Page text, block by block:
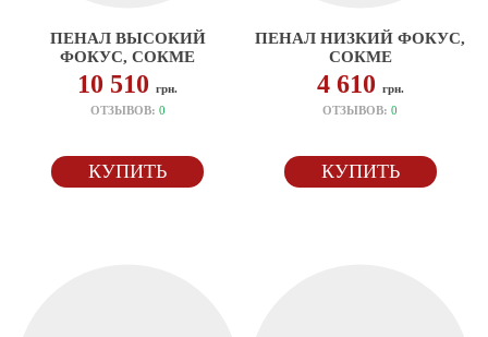
ПЕНАЛ ВЫСОКИЙ
ФОКУС, СОКМЕ
10 510грн.
ОТЗЫВОВ: 0
КУПИТЬ
ПЕНАЛ НИЗКИЙ ФОКУС,
СОКМЕ
4 610 грн.
ОТЗЫВОВ:0
КУПИТЬ